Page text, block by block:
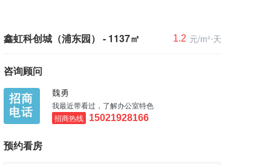
鑫虹科创城（浦东园） - 1137㎡ 1.2 元/m²⋅天
咨询顾问
魏勇
我最近带看过，了解办公室特色
招商热线 15021928166
预约看房